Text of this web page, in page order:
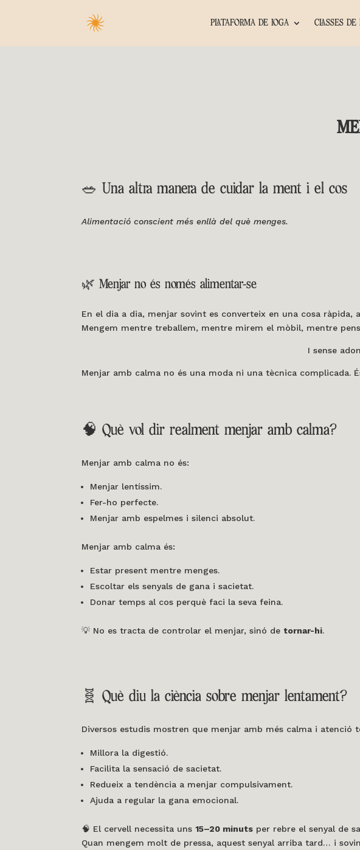
PLATAFORMA DE IOGA CLASSES DE
🥗 Una altra manera de cuidar la ment i el cos
Alimentació conscient més enllà del què menges.
🌿 Menjar no és només alimentar-se
En el dia a dia, menjar sovint es converteix en una cosa
Mengem mentre treballem, mentre mirem el mòbil, mentre
I sense
Menjar amb calma no és una moda ni una tècnica complicada.
🧠 Què vol dir realment menjar amb calma?
Menjar amb calma no és:
Menjar lentíssim.
Fer-ho perfecte.
Menjar amb espelmes i silenci absolut.
Menjar amb calma és:
Estar present mentre menges.
Escoltar els senyals de gana i sacietat.
Donar temps al cos perquè faci la seva feina.
💡 No es tracta de controlar el menjar, sinó detornar-hi.
🧬 Què diu la ciència sobre menjar lentament?
Diversos estudis mostren que menjar amb més calma i atenció
Millora la digestió.
Facilita la sensació de sacietat.
Redueix a tendència a menjar compulsivament.
Ajuda a regular la gana emocional.
🧠 El cervell necessita uns15–20 minuts per rebre el senyal de
Quan mengem molt de pressa, aquest senyal arriba tard… i